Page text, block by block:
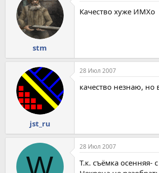
stm
Качество хуже ИМХо
jst_ru
28 Июл 2007
качество незнаю, но
W
28 Июл 2007
Т.к. съёмка